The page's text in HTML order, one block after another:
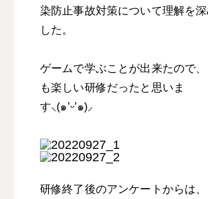
染防止事故対策について理解を深
した。
ゲームで学ぶことが出来たので、
も楽しい研修だったと思いま
す⸜(๑’ᵕ’๑)⸝
研修終了後のアンケートからは、